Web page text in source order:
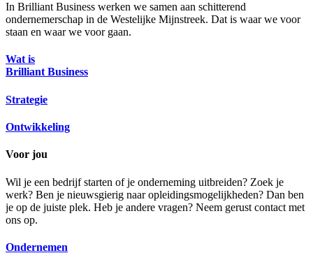
In Brilliant Business werken we samen aan schitterend
ondernemerschap in de Westelijke Mijnstreek. Dat is waar we voor
staan en waar we voor gaan.
Wat is
Brilliant Business
Strategie
Ontwikkeling
Voor jou
Wil je een bedrijf starten of je onderneming uitbreiden? Zoek je
werk? Ben je nieuwsgierig naar opleidingsmogelijkheden? Dan ben
je op de juiste plek. Heb je andere vragen? Neem gerust contact met
ons op.
Ondernemen